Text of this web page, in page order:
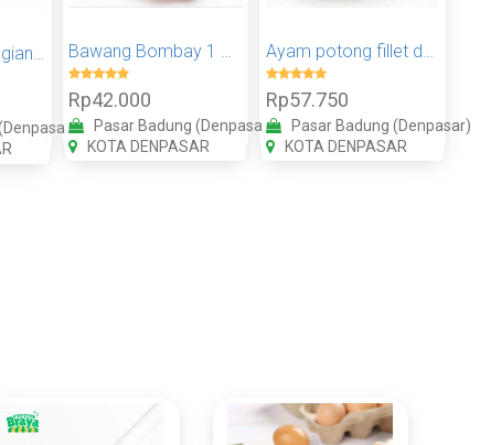
Ayam potong bagian dada 1kg
Rp42.000
Pasar Badung (Denpasar)
KOTA DENPASAR
Rp57.750
Pasar Badung (Denpasar)
KOTA DENPASAR